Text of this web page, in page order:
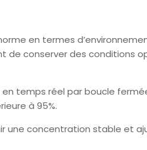
en termes
de conserver des conditions
temps réel par boucle
à 95%.
une concentration stable et